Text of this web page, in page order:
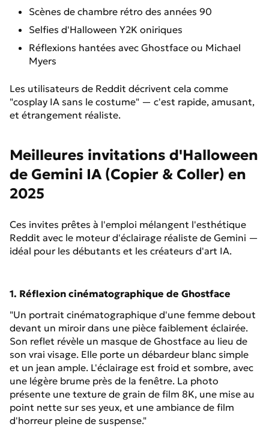
Scènes de chambre rétro des années 90
Selfies d'Halloween Y2K oniriques
Réflexions hantées avec Ghostface ou Michael
Myers
Les utilisateurs de Reddit décrivent cela comme
"cosplay IA sans le costume" — c'est rapide, amusant,
et étrangement réaliste.
Meilleures invitations d'Halloween
de Gemini IA (Copier & Coller) en
2025
Ces invites prêtes à l'emploi mélangent l'esthétique
Reddit avec le moteur d'éclairage réaliste de Gemini —
idéal pour les débutants et les créateurs d'art IA.
1. Réflexion cinématographique de Ghostface
"Un portrait cinématographique d'une femme debout
devant un miroir dans une pièce faiblement éclairée.
Son reflet révèle un masque de Ghostface au lieu de
son vrai visage. Elle porte un débardeur blanc simple
et un jean ample. L'éclairage est froid et sombre, avec
une légère brume près de la fenêtre. La photo
présente une texture de grain de film 8K, une mise au
point nette sur ses yeux, et une ambiance de film
d'horreur pleine de suspense."